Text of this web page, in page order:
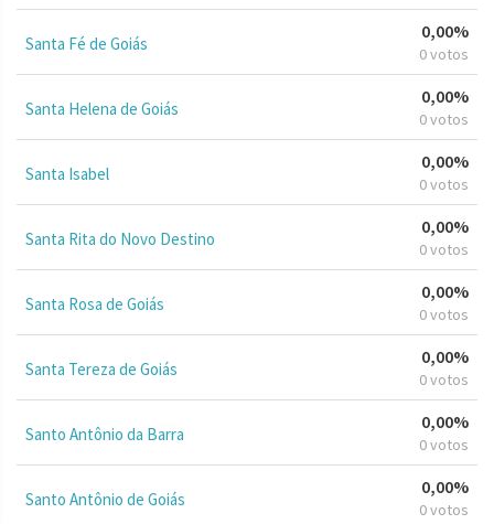
Santa Fé de Goiás
0,00%
0 votos
Santa Helena de Goiás
0,00%
0 votos
Santa Isabel
0,00%
0 votos
Santa Rita do Novo Destino
0,00%
0 votos
Santa Rosa de Goiás
0,00%
0 votos
Santa Tereza de Goiás
0,00%
0 votos
Santo Antônio da Barra
0,00%
0 votos
Santo Antônio de Goiás
0,00%
0 votos